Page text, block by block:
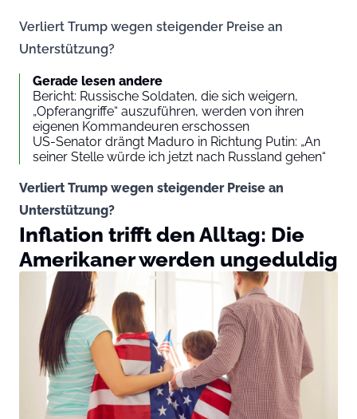
Verliert Trump wegen steigender Preise an
Unterstützung?
Gerade lesen andere
Bericht: Russische Soldaten, die sich weigern,
„Opferangriffe“ auszuführen, werden von ihren
eigenen Kommandeuren erschossen
US-Senator drängt Maduro in Richtung Putin: „An
seiner Stelle würde ich jetzt nach Russland gehen“
Verliert Trump wegen steigender Preise an
Unterstützung?
Inflation trifft den Alltag: Die
Amerikaner werden ungeduldig